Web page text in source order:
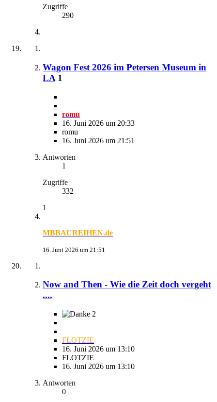
Zugriffe
290
Wagon Fest 2026 im Petersen Museum in
LA 1
romu
16. Juni 2026 um 20:33
romu
16. Juni 2026 um 21:51
Antworten
1
Zugriffe
332
1
MBBAUREIHEN.de
16. Juni 2026 um 21:51
Now and Then - Wie die Zeit doch vergeht
....
2
FLOTZIE
16. Juni 2026 um 13:10
FLOTZIE
16. Juni 2026 um 13:10
Antworten
0